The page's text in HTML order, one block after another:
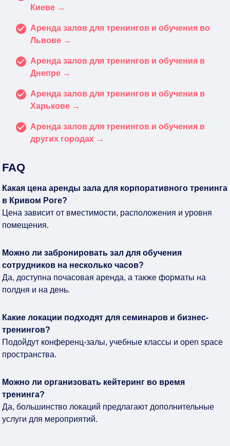
Киеве →
Аренда залов для тренингов и обучения во
Львове →
Аренда залов для тренингов и обучения в
Днепре →
Аренда залов для тренингов и обучения в
Харькове →
Аренда залов для тренингов и обучения в
других городах →
FAQ
Какая цена аренды зала для корпоративного тренинга
в Кривом Роге?
Цена зависит от вместимости, расположения и уровня
помещения.
Можно ли забронировать зал для обучения
сотрудников на несколько часов?
Да, доступна почасовая аренда, а также форматы на
полдня и на день.
Какие локации подходят для семинаров и бизнес-
тренингов?
Подойдут конференц-залы, учебные классы и open space
пространства.
Можно ли организовать кейтеринг во время
тренинга?
Да, большинство локаций предлагают дополнительные
услуги для мероприятий.